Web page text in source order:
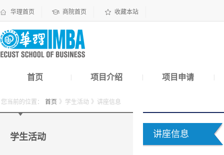
华理首页 商院首页 收藏本站
首页 项目介绍 项目申请
您当前的位置： 首页 》学生活动 》讲座信息
学生活动 讲座信息